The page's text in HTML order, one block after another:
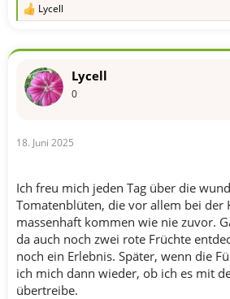
R
k
o
:
Lycell
Lycell
0
18. Juni 2025
Ich freu mich jeden Tag über die
Tomatenblüten, die vor allem bei der
massenhaft kommen wie nie zuvor.
da auch noch zwei rote Früchte
noch ein Erlebnis. Später, wenn die
ich mich dann wieder, ob ich es mit
übertreibe.